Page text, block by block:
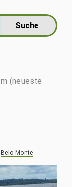
(neueste
Belo Monte